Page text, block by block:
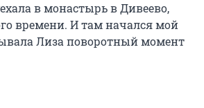
в монастырь в Дивеево,
времени. И там начался мой
Лиза поворотный момент